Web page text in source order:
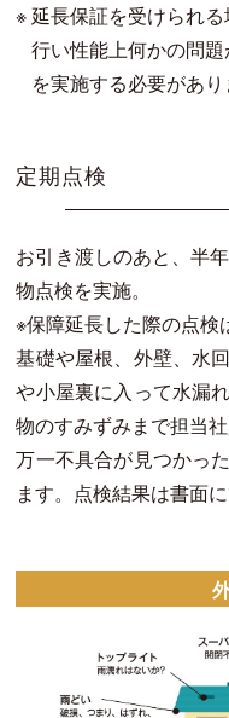
※延長保証を受けられ
行い性能上何かの問
を実施する必要があり
定期点検
お引き渡しのあと、半
物点検を実施。
※保障延長した際の点検
基礎や屋根、外壁、水
や小屋裏に入って水漏
物のすみずみまで担当社
万一不具合が見つかっ
ます。点検結果は書面